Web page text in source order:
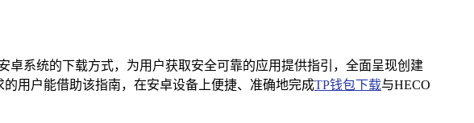
卓系统的下载方式，为用户获取安全可靠的应用提供指引，全面呈现创建
用户能借助该指南，在安卓设备上便捷、准确地完成TP钱包下载与HECO